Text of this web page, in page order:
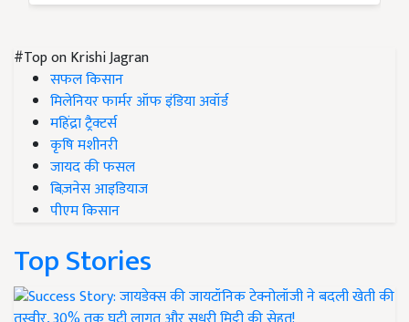
#Top on Krishi Jagran
सफल किसान
मिलेनियर फार्मर ऑफ इंडिया अवॉर्ड
महिंद्रा ट्रैक्टर्स
कृषि मशीनरी
जायद की फसल
बिज़नेस आइडियाज
पीएम किसान
Top Stories